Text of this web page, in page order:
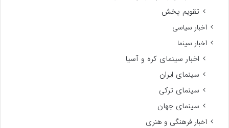
تقویم پخش
اخبار سیاسی
اخبار سینما
اخبار سینمای کره و آسیا
سینمای ایران
سینمای ترکی
سینمای جهان
اخبار فرهنگی و هنری